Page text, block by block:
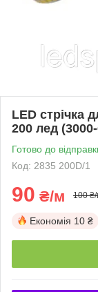
LED стрічка
200 лед
Готово до
Код: 2835 200D/1
90 ₴/м 100
Економія 10 ₴